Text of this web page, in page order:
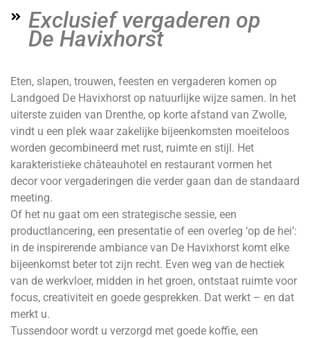
Exclusief vergaderen op
De Havixhorst
Eten, slapen, trouwen, feesten en vergaderen komen op
Landgoed De Havixhorst op natuurlijke wijze samen. In het
uiterste zuiden van Drenthe, op korte afstand van Zwolle,
vindt u een plek waar zakelijke bijeenkomsten moeiteloos
worden gecombineerd met rust, ruimte en stijl. Het
karakteristieke châteauhotel en restaurant vormen het
decor voor vergaderingen die verder gaan dan de standaard
meeting.
Of het nu gaat om een strategische sessie, een
productlancering, een presentatie of een overleg ‘op de hei’:
in de inspirerende ambiance van De Havixhorst komt elke
bijeenkomst beter tot zijn recht. Even weg van de hectiek
van de werkvloer, midden in het groen, ontstaat ruimte voor
focus, creativiteit en goede gesprekken. Dat werkt – en dat
merkt u.
Tussendoor wordt u verzorgd met goede koffie, een